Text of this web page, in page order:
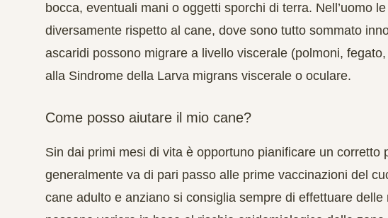
bocca, eventuali mani o oggetti sporchi di terra. Nell’uomo
diversamente rispetto al cane, dove sono tutto sommato
ascaridi possono migrare a livello viscerale (polmoni,
alla Sindrome della Larva migrans viscerale o oculare.
Come posso aiutare il mio cane?
Sin dai primi mesi di vita è opportuno pianificare un corretto
generalmente va di pari passo alle prime vaccinazioni del
cane adulto e anziano si consiglia sempre di effettuare